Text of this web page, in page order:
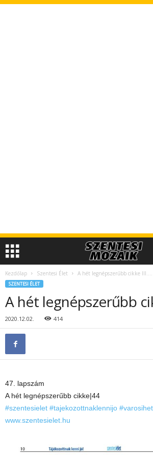
Kezdőlap Szentesi Élet A hét legnépszerűbb cikke III….
SZENTESI ÉLET
A hét legnépszerűbb
2020.12.02. 414
47. lapszám
A hét legnépszerűbb cikke|44
#szentesielet #tajekozottnaklennijo
www.szentesielet.hu